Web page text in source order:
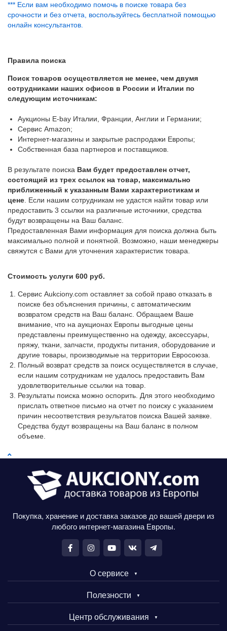
*** Если вам необходимо помочь в поиске товара без
срочности и без отчета, воспользуйтесь бесплатной помощью
онлайн консультантов.
Правила поиска
Поиск товаров осуществляется не менее, чем двумя
сотрудниками наших офисов в России и Италии по
следующим источникам:
Аукционы E-bay Италии, Франции, Англии и Германии;
Сервис Amazon;
Интернет-магазины и закрытые распродажи Европы;
Собственная база партнеров и поставщиков.
В результате поиска Вам будет предоставлен отчет,
состоящий из трех ссылок на товар, максимально
приближенный к указанным Вами характеристикам и
цене. Если нашим сотрудникам не удастся найти товар или
предоставить 3 ссылки на различные источники, средства
будут возвращены на Ваш баланс.
Предоставленная Вами информация для поиска должна быть
максимально полной и понятной. Возможно, наши менеджеры
свяжутся с Вами для уточнения характеристик товара.
Стоимость услуги 600 руб.
Сервис Aukciony.com оставляет за собой право отказать в
поиске без объяснения причины, с автоматическим
возвратом средств на Ваш баланс. Обращаем Ваше
внимание, что на аукционах Европы выгодные цены
представлены преимущественно на одежду, аксессуары,
пряжу, ткани, запчасти, продукты питания, оборудование и
другие товары, производимые на территории Евросоюза.
Полный возврат средств за поиск осуществляется в случае,
если нашим сотрудникам не удалось предоставить Вам
удовлетворительные ссылки на товар.
Результаты поиска можно оспорить. Для этого необходимо
прислать ответное письмо на отчет по поиску с указанием
причин несоответствия результатов поиска Вашей заявке.
Средства будут возвращены на Ваш баланс в полном
объеме.
Покупка, хранение и доставка заказов до вашей двери из
любого интернет-магазина Европы.
О сервисе
Полезности
Центр обслуживания